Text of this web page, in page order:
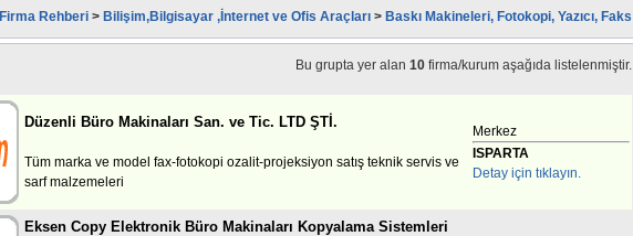
Firma Rehberi > Bilişim,Bilgisayar ,İnternet ve Ofis Araçları > Baskı Makineleri, Fotokopi, Yazıcı, Faks
Bu grupta yer alan 10 firma/kurum aşağıda listelenmiştir.
Düzenli Büro Makinaları San. ve Tic. LTD ŞTİ.
Tüm marka ve model fax-fotokopi ozalit-projeksiyon satış teknik servis ve
sarf malzemeleri
Merkez
ISPARTA
Detay için tıklayın.
Eksen Copy Elektronik Büro Makinaları Kopyalama Sistemleri